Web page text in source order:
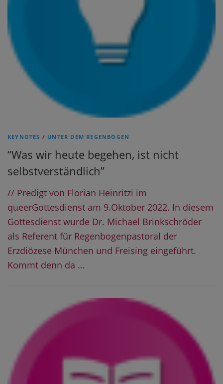
KEYNOTES / UNTER DEM REGENBOGEN
“Was wir heute begehen, ist nicht
selbstverständlich”
// Predigt von Florian Heinritzi im
queerGottesdienst am 9.Oktober 2022. In diesem
Gottesdienst wurde Dr. Michael Brinkschröder
als Referent für Regenbogenpastoral der
Erzdiözese München und Freising eingeführt.
Kommt denn da …